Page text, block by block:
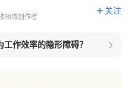
领域创作者
关注
作效率的隐形障碍？